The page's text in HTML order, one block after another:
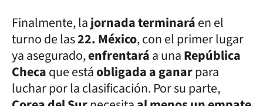
Finalmente, lajornada terminaráen el
turno de las22. México, con el primer lugar
ya asegurado,enfrentaráa unaRepública
Checaque estáobligada a ganarpara
luchar por la clasificación. Por su parte,